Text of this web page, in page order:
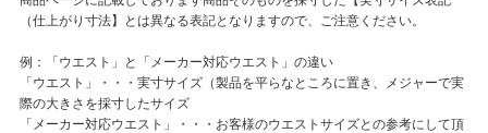
（仕上がり寸法】とは異なる表記となりますので、ご注意ください。
例：「ウエスト」と「メーカー対応ウエスト」の違い
「ウエスト」・・・実寸サイズ（製品を平らなところに置き、メジャーで実
際の大きさを採寸したサイズ
「メーカー対応ウエスト」・・・お客様のウエストサイズとの参考にして頂